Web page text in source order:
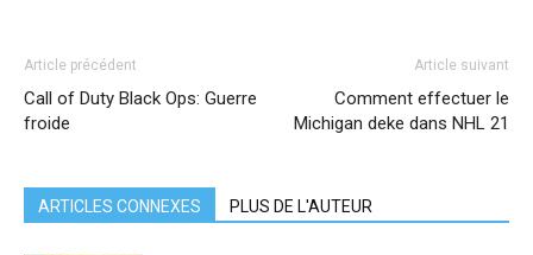
Article précédent
Call of Duty Black Ops: Guerre
froide
Article suivant
Comment effectuer le
Michigan deke dans NHL 21
ARTICLES CONNEXES PLUS DE L'AUTEUR